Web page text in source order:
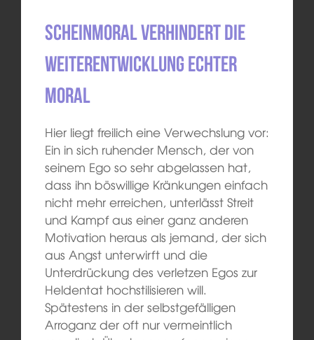
Scheinmoral verhindert die
Weiterentwicklung echter
Moral
Hier liegt freilich eine Verwechslung vor:
Ein in sich ruhender Mensch, der von
seinem Ego so sehr abgelassen hat,
dass ihn böswillige Kränkungen einfach
nicht mehr erreichen, unterlässt Streit
und Kampf aus einer ganz anderen
Motivation heraus als jemand, der sich
aus Angst unterwirft und die
Unterdrückung des verletzen Egos zur
Heldentat hochstilisieren will.
Spätestens in der selbstgefälligen
Arroganz der oft nur vermeintlich